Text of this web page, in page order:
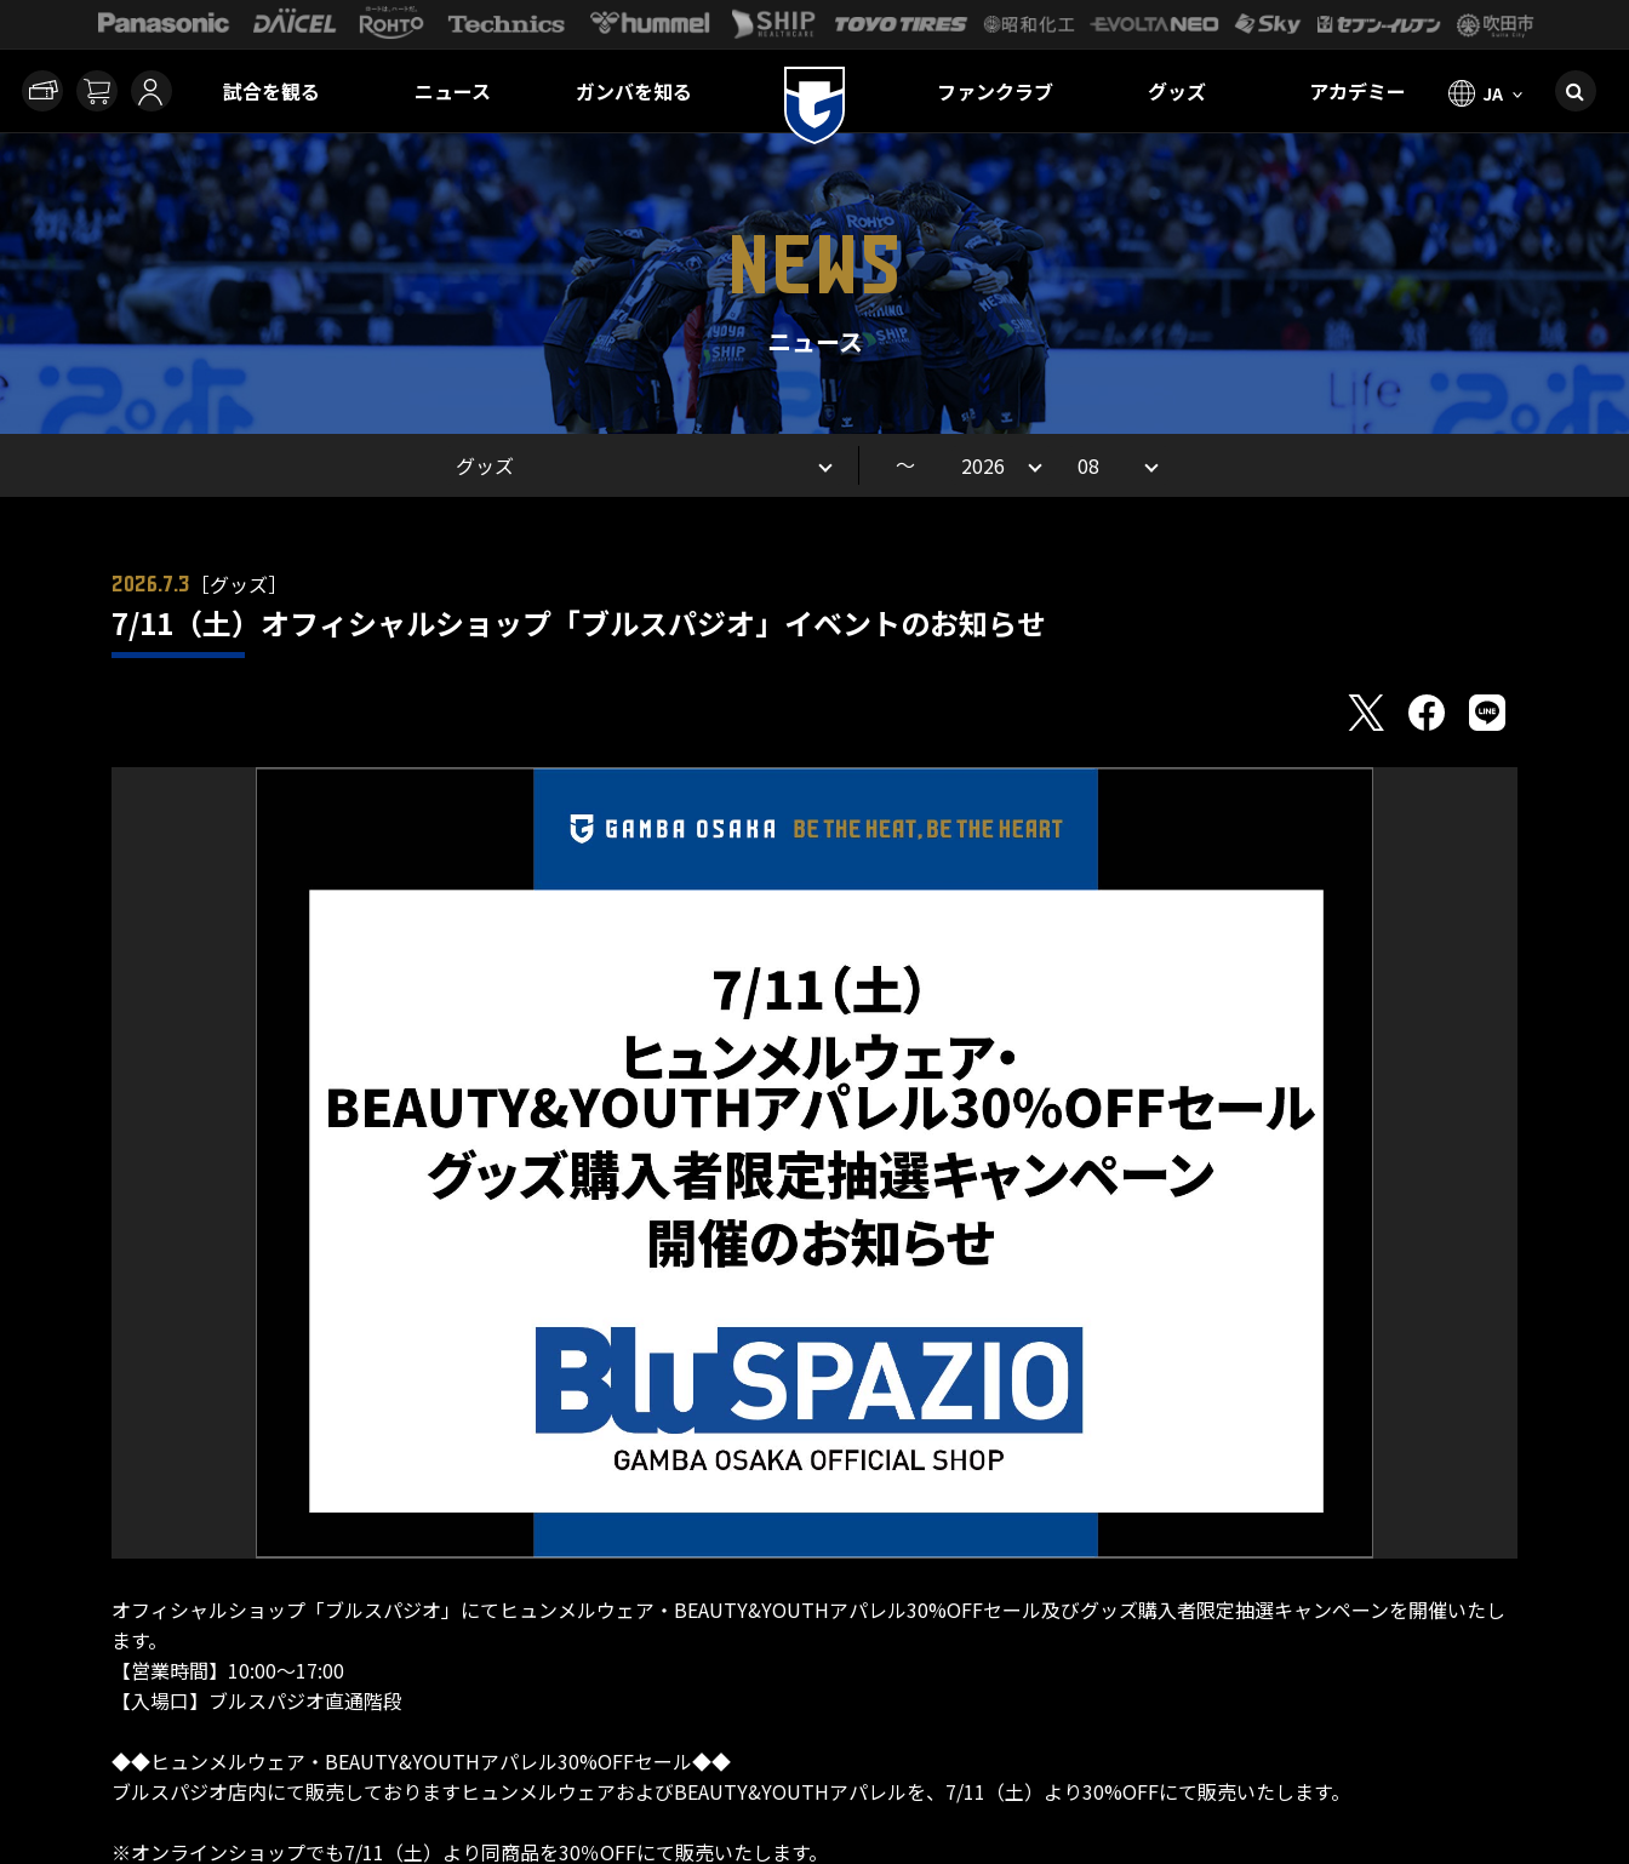
試合を観る ニュース ガンバを知る ファンクラブ グッズ アカデミー JA
NEWS
ニュース
～
2026.7.3 ［グッズ］
7/11（土）オフィシャルショップ「ブルスパジオ」イベントのお知らせ
オフィシャルショップ「ブルスパジオ」にてヒュンメルウェア・BEAUTY&YOUTHアパレル30%OFFセール及びグッズ購入者限定抽選キャンペーンを開催いたし
ます。
【営業時間】10:00～17:00
【入場口】ブルスパジオ直通階段
◆◆ヒュンメルウェア・BEAUTY&YOUTHアパレル30%OFFセール◆◆
ブルスパジオ店内にて販売しておりますヒュンメルウェアおよびBEAUTY&YOUTHアパレルを、7/11（土）より30%OFFにて販売いたします。
※オンラインショップでも7/11（土）より同商品を30％OFFにて販売いたします。